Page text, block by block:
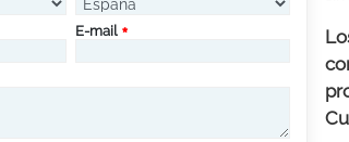
E-mail